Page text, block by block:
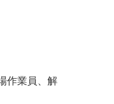
作業員、解